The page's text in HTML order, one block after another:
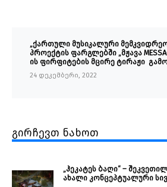
„ქართული მუსიკალური
პროექტის ფარგლებში „მჟავა
ის ფირფიტების მცირე ტირაჟი
24 დეკემბერი, 2022
გირჩევთ ნახოთ
„ჰეკატეს ბაღი“ –
ახალი კონცეპტუალური